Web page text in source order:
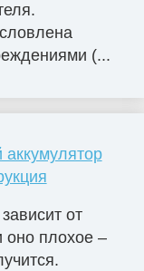
(...
от
оно плохое –